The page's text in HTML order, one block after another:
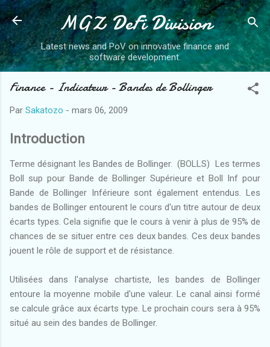
Accéder au contenu principal
MGZ DeFi Division
Latest news and PoV on innovative finance and
software development.
Finance - Indicateur - Bandes de Bollinger
Par Sakatozo - mars 06, 2009
Introduction
Terme désignant les Bandes de Bollinger. (BOLLS) Les termes
Boll sup pour Bande de Bollinger Supérieure et Boll Inf pour
Bande de Bollinger Inférieure sont également entendus. Les
bandes de Bollinger entourent le cours d'un titre autour de deux
écarts types. Cela signifie que le cours à venir à plus de 95% de
chances de se situer entre ces deux bandes. Ces deux bandes
jouent le rôle de support et de résistance.
Utilisées dans l'analyse chartiste, les bandes de Bollinger
entoure la moyenne mobile d'une valeur. Le canal ainsi formé
se calcule grâce aux écarts type. Le prochain cours sera à 95%
situé au sein des bandes de Bollinger.